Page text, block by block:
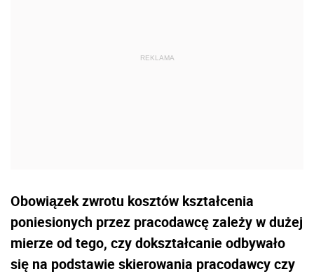
Obowiązek zwrotu kosztów kształcenia
poniesionych przez pracodawcę zależy w dużej
mierze od tego, czy dokształcanie odbywało
się na podstawie skierowania pracodawcy czy